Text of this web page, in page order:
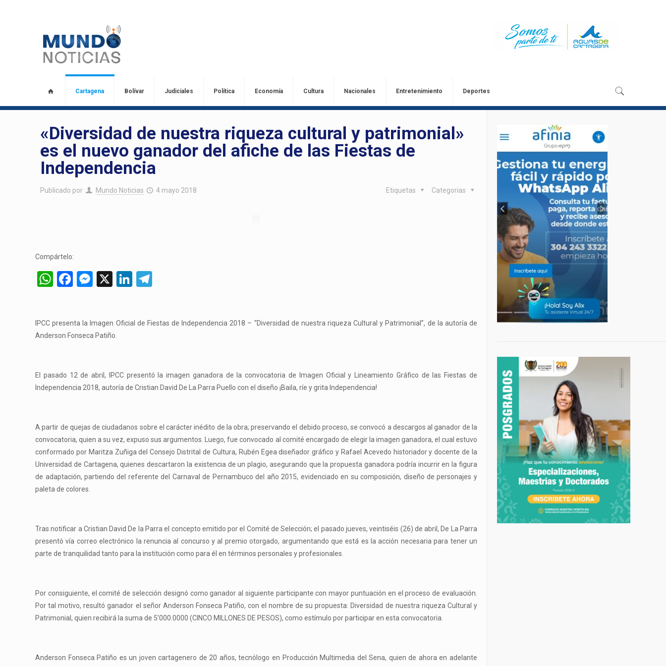
Cartagena Bolívar Judiciales Política Economía Cultura Nacionales Entretenimiento Deportes
«Diversidad de nuestra riqueza cultural y patrimonial»
es el nuevo ganador del afiche de las Fiestas de
Independencia
Publicado por Mundo Noticias 4 mayo 2018 Categorias
Etiquetas
Compártelo:
WhatsApp
Facebook
Messenger
X LinkedIn
IPCC presenta la Imagen Oficial de Fiestas de Independencia 2018 – “Diversidad de nuestra riqueza Cultural y Patrimonial”, de la autoría de
Anderson Fonseca Patiño.
El pasado 12 de abril, IPCC presentó la imagen ganadora de la convocatoria de Imagen Oficial y Lineamiento Gráfico de las Fiestas de
Independencia 2018, autoría de Cristian David De La Parra Puello con el diseño ¡Baila, ríe y grita Independencia!
A partir de quejas de ciudadanos sobre el carácter inédito de la obra; preservando el debido proceso, se convocó a descargos al ganador de la
convocatoria, quien a su vez, expuso sus argumentos. Luego, fue convocado al comité encargado de elegir la imagen ganadora, el cual estuvo
conformado por Maritza Zuñiga del Consejo Distrital de Cultura, Rubén Egea diseñador gráfico y Rafael Acevedo historiador y docente de la
Universidad de Cartagena, quienes descartaron la existencia de un plagio, asegurando que la propuesta ganadora podría incurrir en la figura
de adaptación, partiendo del referente del Carnaval de Pernambuco del año 2015, evidenciado en su composición, diseño de personajes y
paleta de colores.
Tras notificar a Cristian David De la Parra el concepto emitido por el Comité de Selección; el pasado jueves, veintiséis (26) de abril, De La Parra
presentó vía correo electrónico la renuncia al concurso y al premio otorgado, argumentando que está es la acción necesaria para tener un
parte de tranquilidad tanto para la institución como para él en términos personales y profesionales.
Por consiguiente, el comité de selección designó como ganador al siguiente participante con mayor puntuación en el proceso de evaluación.
Por tal motivo, resultó ganador el señor Anderson Fonseca Patiño, con el nombre de su propuesta: Diversidad de nuestra riqueza Cultural y
Patrimonial, quien recibirá la suma de 5’000.0000 (CINCO MILLONES DE PESOS), como estímulo por participar en esta convocatoria.
Anderson Fonseca Patiño es un joven cartagenero de 20 años, tecnólogo en Producción Multimedia del Sena, quien de ahora en adelante